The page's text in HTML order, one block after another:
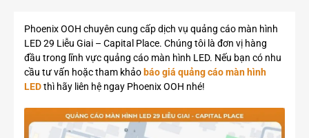
Phoenix OOH chuyên cung cấp dịch vụ quảng cáo màn hình
LED 29 Liễu Giai – Capital Place. Chúng tôi là đơn vị hàng
đầu trong lĩnh vực quảng cáo màn hình LED. Nếu bạn có nhu
cầu tư vấn hoặc tham khảo báo giá quảng cáo màn hình
LEDthì hãy liên hệ ngay Phoenix OOH nhé!